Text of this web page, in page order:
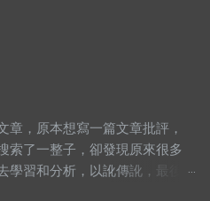
章，原本想寫一篇文章批評，
索了一整子，卻發現原來很多
學習和分析，以訛傳訛，最後